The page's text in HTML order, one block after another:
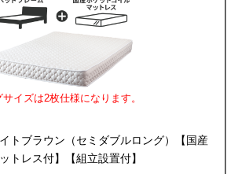
イズは2枚仕様になります。
トブラウン（セミダブルロング）【国産
トレス付】【組立設置付】